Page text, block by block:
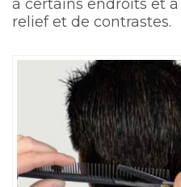
à certains endroits et
relief et de contrastes.